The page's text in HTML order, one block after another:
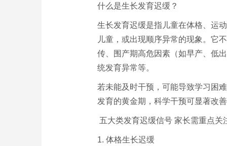
什么是生长发育迟缓？
生长发育迟缓是指儿童在体格、运
儿童，或出现顺序异常的现象。它
传、围产期高危因素（如早产、低
统发育异常等。
若未能及时干预，可能导致学习困
发育的黄金期，科学干预可显著改
五大类发育迟缓信号 家长需重点关
1. 体格生长迟缓